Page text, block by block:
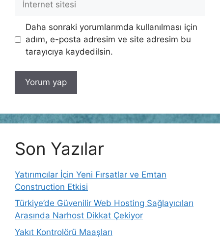
Daha sonraki yorumlarımda kullanılması için
adım, e-posta adresim ve site adresim bu
tarayıcıya kaydedilsin.
Son Yazılar
Yatırımcılar İçin Yeni Fırsatlar ve Emtan
Construction Etkisi
Türkiye’de Güvenilir Web Hosting Sağlayıcıları
Arasında Narhost Dikkat Çekiyor
Yakıt Kontrolörü Maaşları